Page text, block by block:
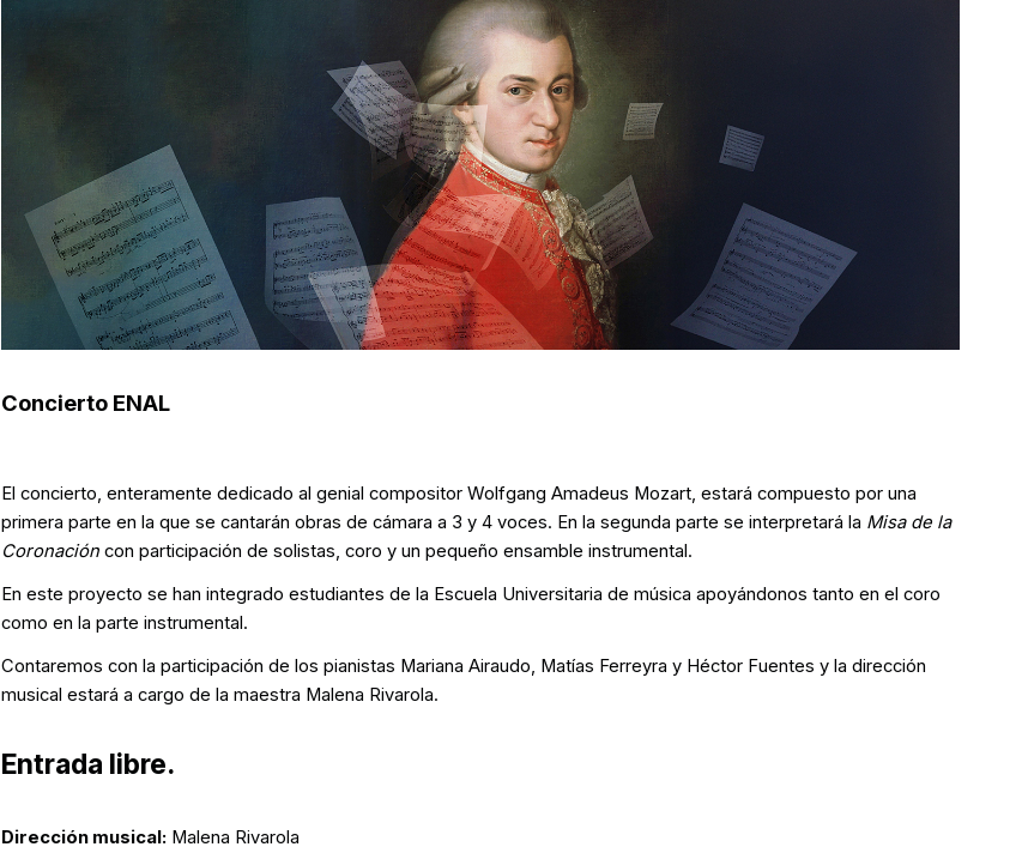
Concierto ENAL
El concierto, enteramente dedicado al genial compositor Wolfgang Amadeus Mozart, estará compuesto por una
primera parte en la que se cantarán obras de cámara a 3 y 4 voces. En la segunda parte se interpretará la Misa de la
Coronación con participación de solistas, coro y un pequeño ensamble instrumental.
En este proyecto se han integrado estudiantes de la Escuela Universitaria de música apoyándonos tanto en el coro
como en la parte instrumental.
Contaremos con la participación de los pianistas Mariana Airaudo, Matías Ferreyra y Héctor Fuentes y la dirección
musical estará a cargo de la maestra Malena Rivarola.
Entrada libre.
Dirección musical: Malena Rivarola